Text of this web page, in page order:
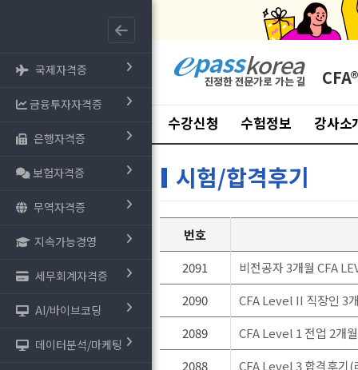
국제자격증
금융투자자격증
은행자격증
보험자격증
무역자격증
지속가능경영
세무회계자격증
AI/바이브코딩
데이터분석/마케팅
CFA®
수강신청 수험정보 강사소
시험/합격후기
번호
2091
비전공자 3개월 CFA
2090
CFA Level II 직장인 3
2089
CFA Level 1 전업 2개
2088
CFA Level 3 합격후기